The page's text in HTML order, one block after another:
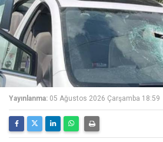
Yayınlanma: 05 Ağustos 2026 Çarşamba 18:59